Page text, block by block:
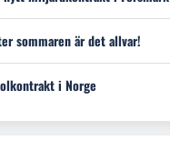
sommaren är det allvar!
i Norge